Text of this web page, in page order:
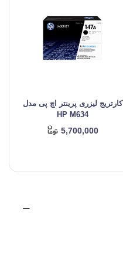
کارتریج لیزری پرینتر اچ پی مدل
HP M634
5,700,000